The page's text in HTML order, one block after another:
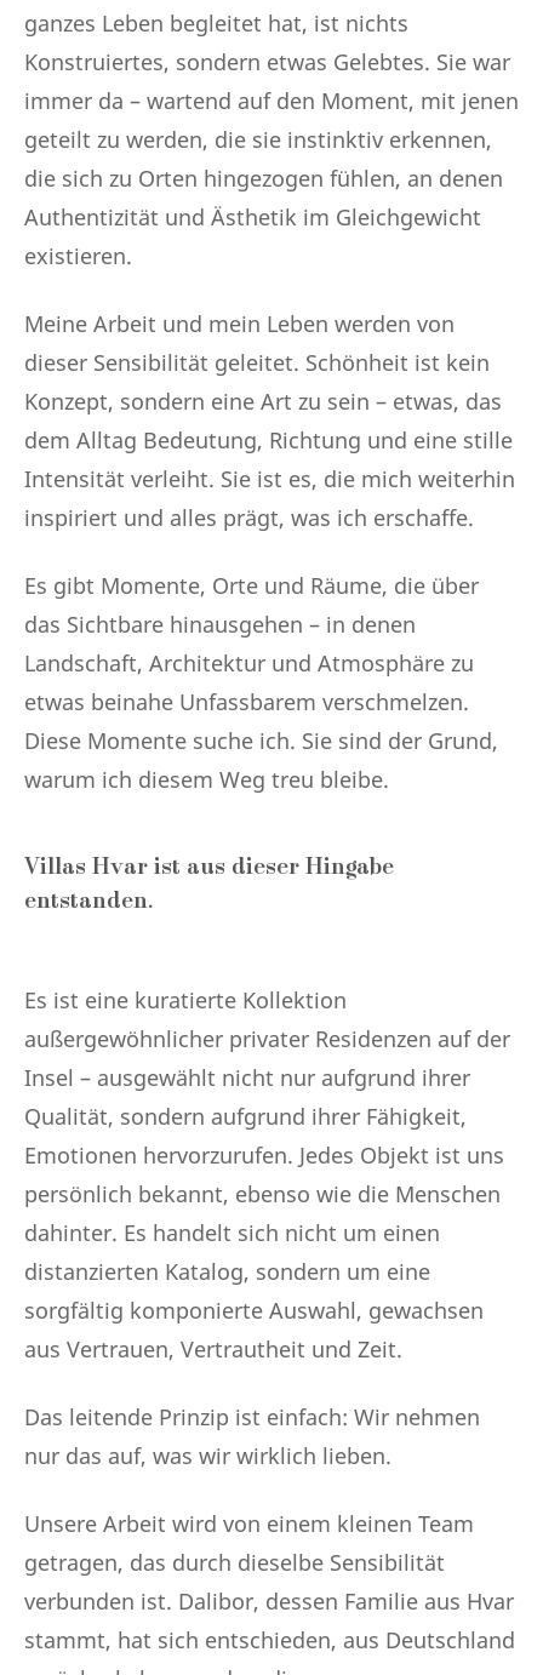
ganzes Leben begleitet hat, ist nichts
Konstruiertes, sondern etwas Gelebtes. Sie war
immer da – wartend auf den Moment, mit jenen
geteilt zu werden, die sie instinktiv erkennen,
die sich zu Orten hingezogen fühlen, an denen
Authentizität und Ästhetik im Gleichgewicht
existieren.
Meine Arbeit und mein Leben werden von
dieser Sensibilität geleitet. Schönheit ist kein
Konzept, sondern eine Art zu sein – etwas, das
dem Alltag Bedeutung, Richtung und eine stille
Intensität verleiht. Sie ist es, die mich weiterhin
inspiriert und alles prägt, was ich erschaffe.
Es gibt Momente, Orte und Räume, die über
das Sichtbare hinausgehen – in denen
Landschaft, Architektur und Atmosphäre zu
etwas beinahe Unfassbarem verschmelzen.
Diese Momente suche ich. Sie sind der Grund,
warum ich diesem Weg treu bleibe.
Villas Hvar ist aus dieser Hingabe
entstanden.
Es ist eine kuratierte Kollektion
außergewöhnlicher privater Residenzen auf der
Insel – ausgewählt nicht nur aufgrund ihrer
Qualität, sondern aufgrund ihrer Fähigkeit,
Emotionen hervorzurufen. Jedes Objekt ist uns
persönlich bekannt, ebenso wie die Menschen
dahinter. Es handelt sich nicht um einen
distanzierten Katalog, sondern um eine
sorgfältig komponierte Auswahl, gewachsen
aus Vertrauen, Vertrautheit und Zeit.
Das leitende Prinzip ist einfach: Wir nehmen
nur das auf, was wir wirklich lieben.
Unsere Arbeit wird von einem kleinen Team
getragen, das durch dieselbe Sensibilität
verbunden ist. Dalibor, dessen Familie aus Hvar
stammt, hat sich entschieden, aus Deutschland